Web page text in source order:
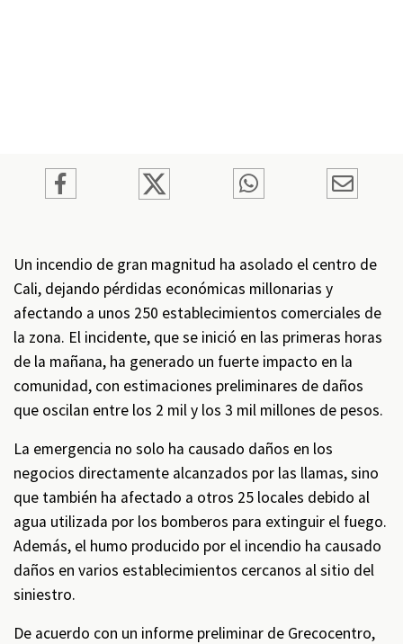
Un incendio de gran magnitud ha asolado el centro de
Cali, dejando pérdidas económicas millonarias y
afectando a unos 250 establecimientos comerciales de
la zona. El incidente, que se inició en las primeras horas
de la mañana, ha generado un fuerte impacto en la
comunidad, con estimaciones preliminares de daños
que oscilan entre los 2 mil y los 3 mil millones de pesos.
La emergencia no solo ha causado daños en los
negocios directamente alcanzados por las llamas, sino
que también ha afectado a otros 25 locales debido al
agua utilizada por los bomberos para extinguir el fuego.
Además, el humo producido por el incendio ha causado
daños en varios establecimientos cercanos al sitio del
siniestro.
De acuerdo con un informe preliminar de Grecocentro,